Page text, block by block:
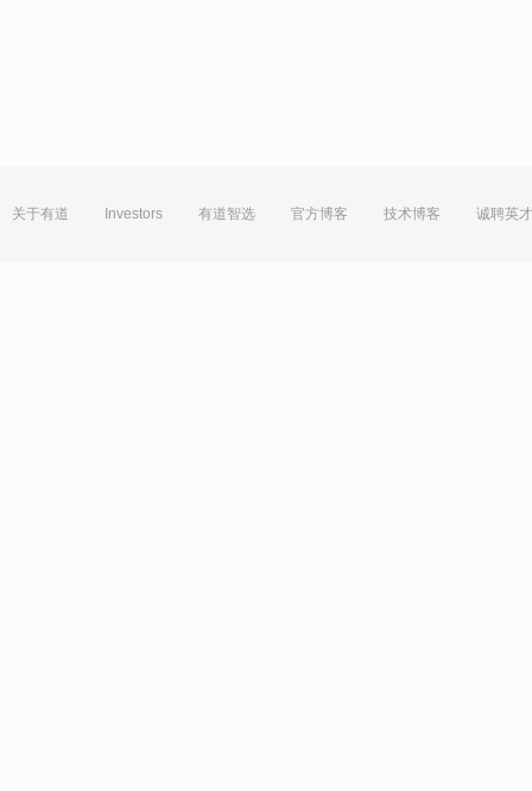
关于有道 Investors 有道智选 官方博客 技术博客 诚聘英才